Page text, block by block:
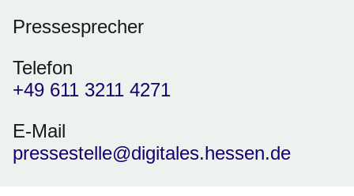
Pressesprecher
Telefon
+49 611 3211 4271
E-Mail
pressestelle@digitales.hessen.de